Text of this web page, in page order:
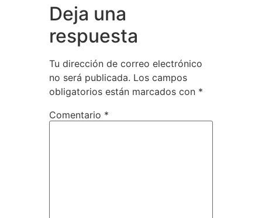
Deja una
respuesta
Tu dirección de correo electrónico
no será publicada. Los campos
obligatorios están marcados con *
Comentario *